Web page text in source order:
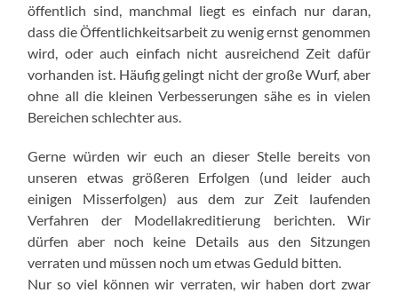
öffentlich sind, manchmal liegt es einfach nur daran,
dass die Öffentlichkeitsarbeit zu wenig ernst genommen
wird, oder auch einfach nicht ausreichend Zeit dafür
vorhanden ist. Häufig gelingt nicht der große Wurf, aber
ohne all die kleinen Verbesserungen sähe es in vielen
Bereichen schlechter aus.
Gerne würden wir euch an dieser Stelle bereits von
unseren etwas größeren Erfolgen (und leider auch
einigen Misserfolgen) aus dem zur Zeit laufenden
Verfahren der Modellakreditierung berichten. Wir
dürfen aber noch keine Details aus den Sitzungen
verraten und müssen noch um etwas Geduld bitten.
Nur so viel können wir verraten, wir haben dort zwar